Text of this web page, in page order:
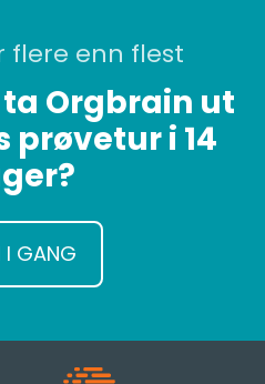
flere enn flest
Orgbrain ut
prøvetur i 14
I GANG